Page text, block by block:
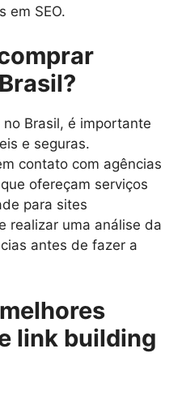
em SEO.
Brasil, é importante
e seguras.
contato com agências
ofereçam serviços
para sites
realizar uma análise da
antes de fazer a
link building